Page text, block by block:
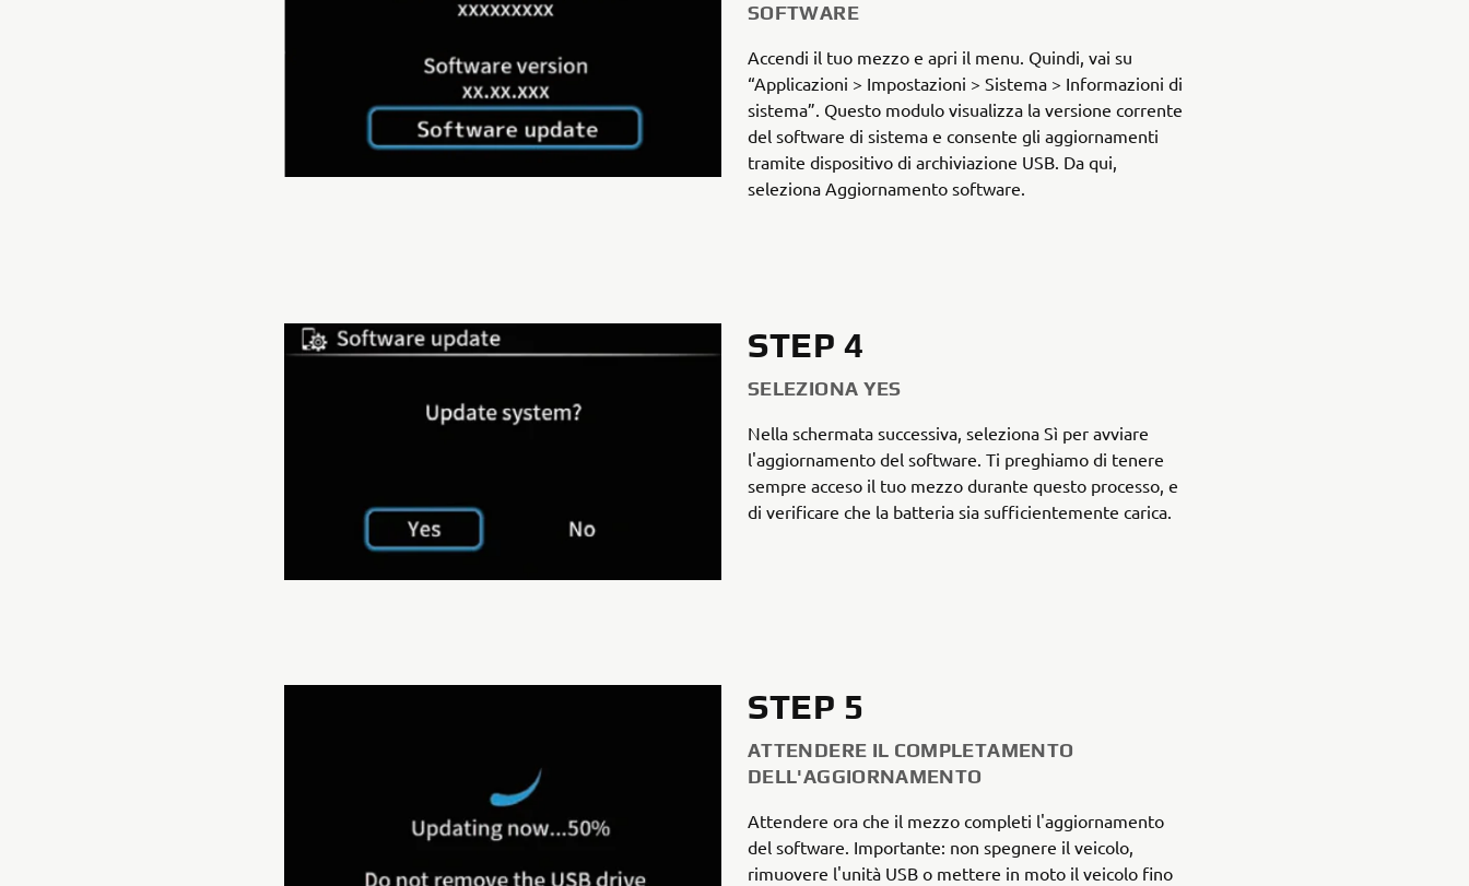
SOFTWARE
Accendi il tuo mezzo e apri il menu. Quindi, vai su
“Applicazioni > Impostazioni > Sistema > Informazioni di
sistema”. Questo modulo visualizza la versione corrente
del software di sistema e consente gli aggiornamenti
tramite dispositivo di archiviazione USB. Da qui,
seleziona Aggiornamento software.
STEP 4
SELEZIONA YES
Nella schermata successiva, seleziona Sì per avviare
l'aggiornamento del software. Ti preghiamo di tenere
sempre acceso il tuo mezzo durante questo processo, e
di verificare che la batteria sia sufficientemente carica.
STEP 5
ATTENDERE IL COMPLETAMENTO
DELL'AGGIORNAMENTO
Attendere ora che il mezzo completi l'aggiornamento
del software. Importante: non spegnere il veicolo,
rimuovere l'unità USB o mettere in moto il veicolo fino